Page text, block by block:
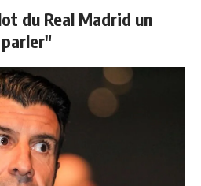
du Real Madrid un